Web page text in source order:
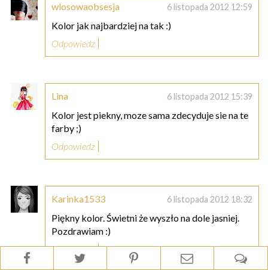
wlosowaobsesja 6 listopada 2012 12:59
Kolor jak najbardziej na tak :)
Odpowiedz
Lina 6 listopada 2012 15:39
Kolor jest piekny, moze sama zdecyduje sie na te
farby ;)
Odpowiedz
Karinka1533 6 listopada 2012 18:32
Piękny kolor. Świetni że wyszło na dole jasniej.
Pozdrawiam :)
Odpowiedz